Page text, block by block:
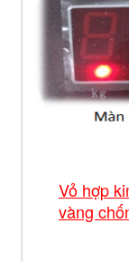
Vỏ hợp
vàng